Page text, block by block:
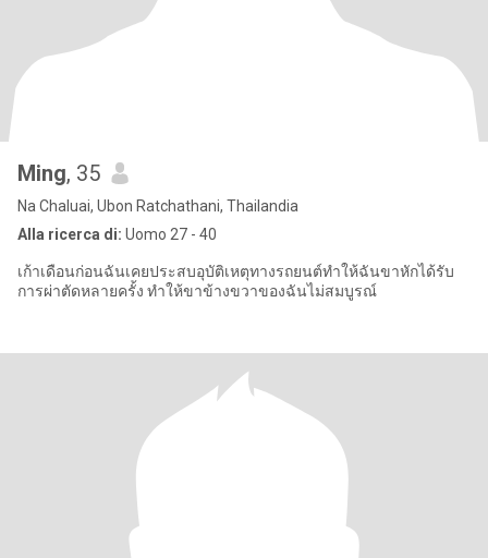
Ming, 35
Na Chaluai, Ubon Ratchathani, Thailandia
Alla ricerca di: Uomo 27 - 40
เก้าเดือนก่อนฉันเคยประสบอุบัติเหตุทางรถยนต์ทำให้ฉันขาหักได้รับ
การผ่าตัดหลายครั้ง ทำให้ขาข้างขวาของฉันไม่สมบูรณ์